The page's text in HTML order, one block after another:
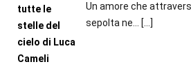
Un amore che
sepolta ne...
[…]